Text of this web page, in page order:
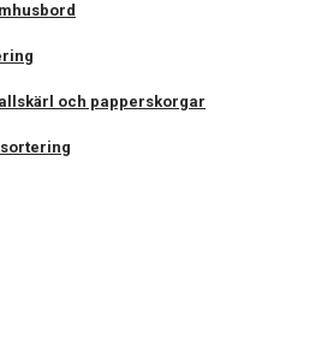
och papperskorgar